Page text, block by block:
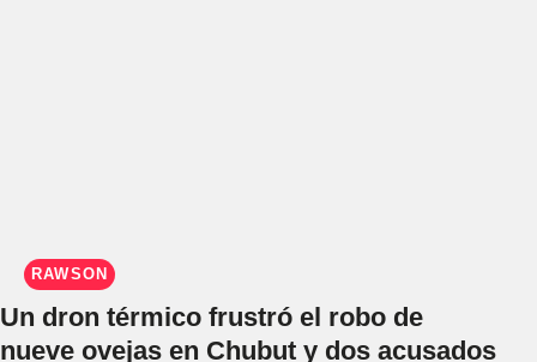
RAWSON
Un dron térmico frustró el robo de
nueve ovejas en Chubut y dos acusados